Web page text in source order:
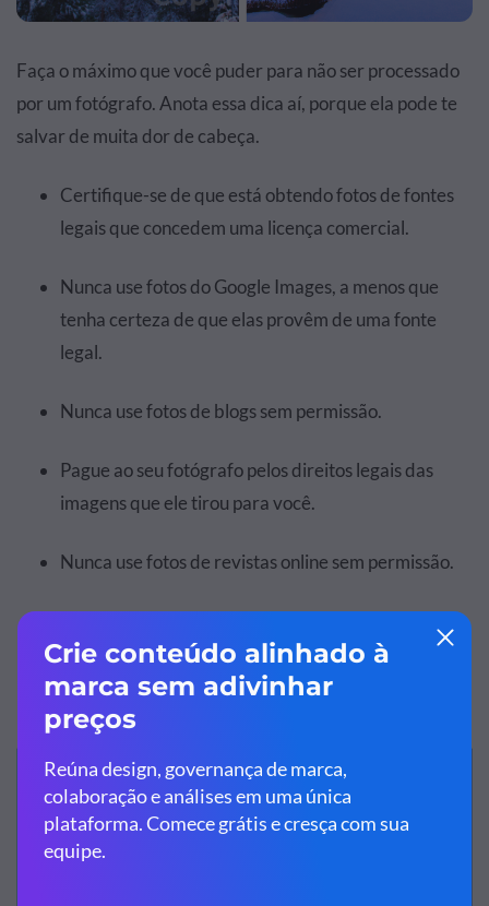
Faça o máximo que você puder para não ser processado
por um fotógrafo. Anota essa dica aí, porque ela pode te
salvar de muita dor de cabeça.
Certifique-se de que está obtendo fotos de fontes
legais que concedem uma licença comercial.
Nunca use fotos do Google Images, a menos que
tenha certeza de que elas provêm de uma fonte
legal.
Nunca use fotos de blogs sem permissão.
Pague ao seu fotógrafo pelos direitos legais das
imagens que ele tirou para você.
Nunca use fotos de revistas online sem permissão.
Usando ilustrações